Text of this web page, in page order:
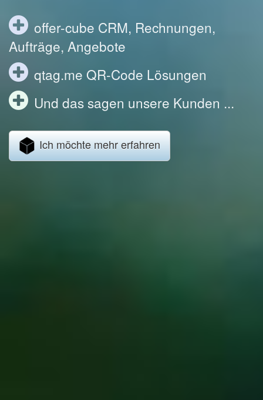
offer-cube CRM, Rechnungen,
Aufträge, Angebote
qtag.me QR-Code Lösungen
Und das sagen unsere Kunden ...
Ich möchte mehr erfahren